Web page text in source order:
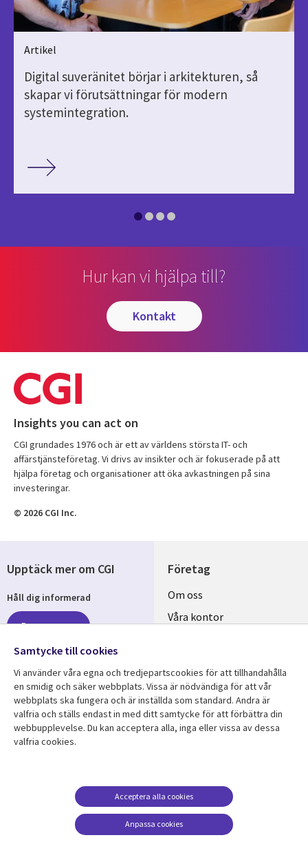
Artikel
Digital suveränitet börjar i arkitekturen, så
skapar vi förutsättningar för modern
systemintegration.
Hur kan vi hjälpa till?
kontakt
Insights you can act on
CGI grundades 1976 och är ett av världens största IT- och
affärstjänsteföretag. Vi drivs av insikter och är fokuserade på att
hjälpa företag och organisationer att öka avkastningen på sina
investeringar.
© 2026 CGI Inc.
Företag
Useful
links
Om oss
Våra kontor
Legal
SWEDEN
Integritet och
dataskydd
Upptäck mer om CGI
Håll dig informerad
Prenumerera
Följ oss
Social
Media
SWEDEN
Samtycke till cookies
Vi använder våra egna och tredjepartscookies för att tillhandahålla
en smidig och säker webbplats. Vissa är nödvändiga för att vår
webbplats ska fungera och är inställda som standard. Andra är
valfria och ställs endast in med ditt samtycke för att förbättra din
webbupplevelse. Du kan acceptera alla, inga eller vissa av dessa
valfria cookies.
Anpassa cookies
Acceptera alla cookies